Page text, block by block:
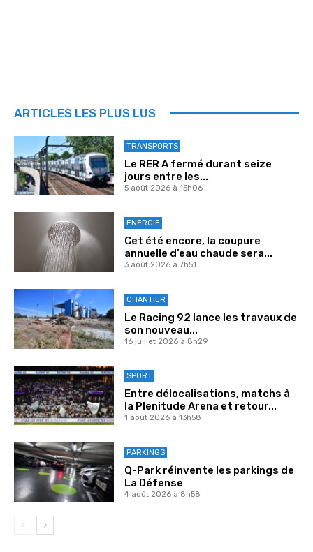
ARTICLES LES PLUS LUS
TRANSPORTS
Le RER A fermé durant seize
jours entre les...
5 août 2026 à 15h06
ENERGIE
Cet été encore, la coupure
annuelle d’eau chaude sera...
3 août 2026 à 7h51
CHANTIER
Le Racing 92 lance les travaux de
son nouveau...
16 juillet 2026 à 8h29
SPORT
Entre délocalisations, matchs à
la Plenitude Arena et retour...
1 août 2026 à 13h58
PARKINGS
Q-Park réinvente les parkings de
La Défense
4 août 2026 à 8h58